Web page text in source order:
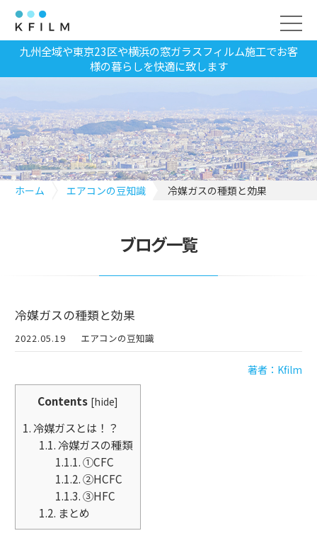
九州全域や東京23区や横浜の窓ガラスフィルム施工でお客
様の暮らしを快適に致します
ホーム エアコンの豆知識 冷媒ガスの種類と効果
ブログ一覧
冷媒ガスの種類と効果
2022.05.19 エアコンの豆知識
著者：Kfilm
Contents [hide]
1. 冷媒ガスとは！？
1.1. 冷媒ガスの種類
1.1.1.①CFC
1.1.2.②HCFC
1.1.3.③HFC
1.2. まとめ